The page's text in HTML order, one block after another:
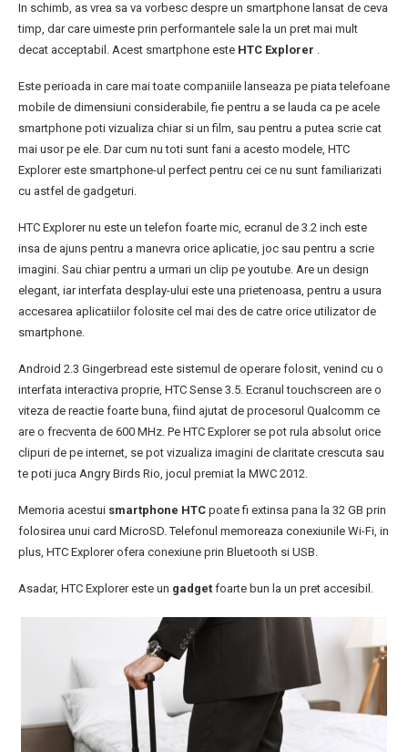
In schimb, as vrea sa va vorbesc despre un smartphone lansat de ceva
timp, dar care uimeste prin performantele sale la un pret mai mult
decat acceptabil. Acest smartphone este HTC Explorer .
Este perioada in care mai toate companiile lanseaza pe piata telefoane
mobile de dimensiuni considerabile, fie pentru a se lauda ca pe acele
smartphone poti vizualiza chiar si un film, sau pentru a putea scrie cat
mai usor pe ele. Dar cum nu toti sunt fani a acesto modele, HTC
Explorer este smartphone-ul perfect pentru cei ce nu sunt familiarizati
cu astfel de gadgeturi.
HTC Explorer nu este un telefon foarte mic, ecranul de 3.2 inch este
insa de ajuns pentru a manevra orice aplicatie, joc sau pentru a scrie
imagini. Sau chiar pentru a urmari un clip pe youtube. Are un design
elegant, iar interfata desplay-ului este una prietenoasa, pentru a usura
accesarea aplicatiilor folosite cel mai des de catre orice utilizator de
smartphone.
Android 2.3 Gingerbread este sistemul de operare folosit, venind cu o
interfata interactiva proprie, HTC Sense 3.5. Ecranul touchscreen are o
viteza de reactie foarte buna, fiind ajutat de procesorul Qualcomm ce
are o frecventa de 600 MHz. Pe HTC Explorer se pot rula absolut orice
clipuri de pe internet, se pot vizualiza imagini de claritate crescuta sau
te poti juca Angry Birds Rio, jocul premiat la MWC 2012.
Memoria acestui smartphone HTC poate fi extinsa pana la 32 GB prin
folosirea unui card MicroSD. Telefonul memoreaza conexiunile Wi-Fi, in
plus, HTC Explorer ofera conexiune prin Bluetooth si USB.
Asadar, HTC Explorer este un gadget foarte bun la un pret accesibil.